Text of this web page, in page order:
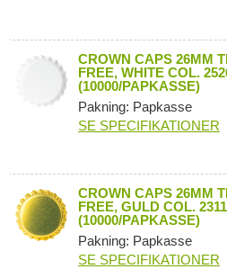
CROWN CAPS 26MM
FREE, WHITE COL.
(10000/PAPKASSE)
Pakning: Papkasse
SE SPECIFIKATIONER
CROWN CAPS 26MM
FREE, GULD COL. 2311
(10000/PAPKASSE)
Pakning: Papkasse
SE SPECIFIKATIONER